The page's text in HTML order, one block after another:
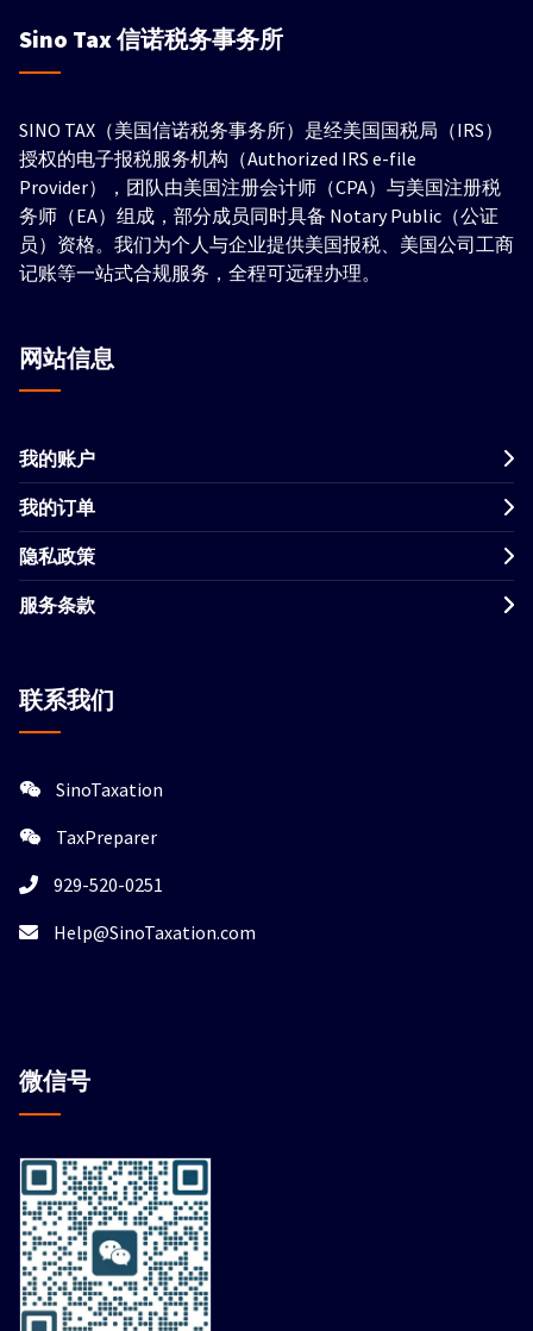
Sino Tax信诺税务事务所
SINO TAX（美国信诺税务事务所）是经美国国税局（IRS）
授权的电子报税服务机构（Authorized IRS e-file
Provider），团队由美国注册会计师（CPA）与美国注册税
务师（EA）组成，部分成员同时具备 Notary Public（公证
员）资格。我们为个人与企业提供美国报税、美国公司工商
记账等一站式合规服务，全程可远程办理。
网站信息
我的账户
我的订单
隐私政策
服务条款
联系我们
SinoTaxation
TaxPreparer
929-520-0251
Help@SinoTaxation.com
微信号